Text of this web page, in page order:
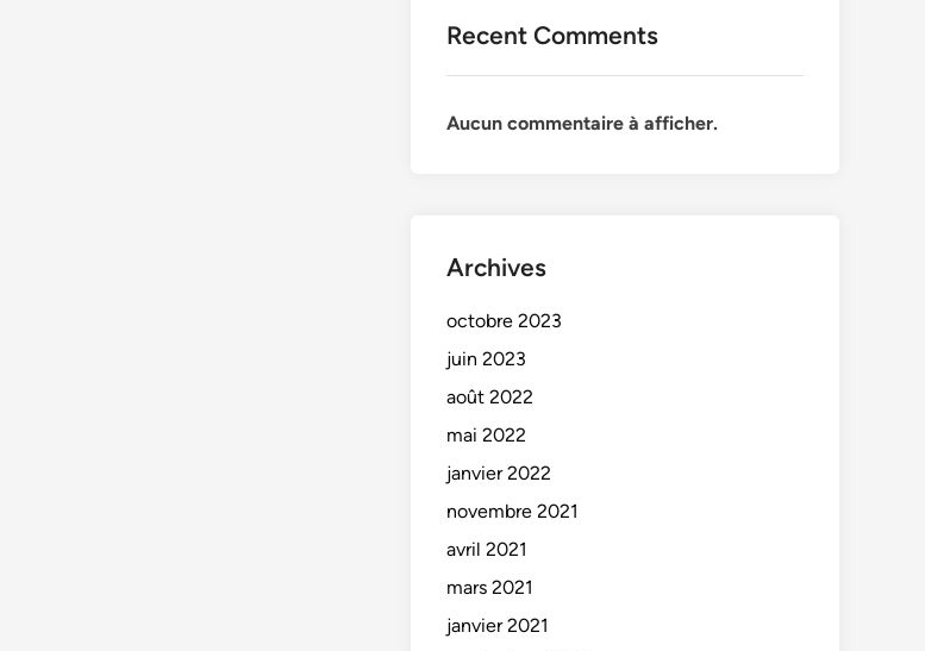
Recent Comments
Aucun commentaire à afficher.
Archives
octobre 2023
juin 2023
août 2022
mai 2022
janvier 2022
novembre 2021
avril 2021
mars 2021
janvier 2021